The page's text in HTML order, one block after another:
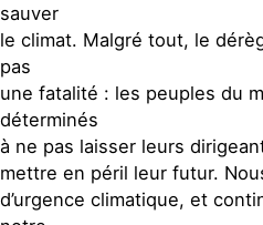
sauver
le climat. Malgré tout, le
pas
une fatalité : les peuples du
déterminés
à ne pas laisser leurs
mettre en péril leur futur.
d’urgence climatique, et